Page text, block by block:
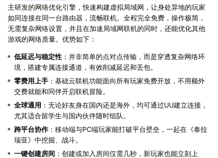
主研发的网络优化引擎，快速构建虚拟局域网，让身处异地的玩家
如同连接在同一台路由器，流畅联机。全程完全免费，操作极简，
无需复杂网络设置，并且在加速局域网联机的同时，还能优化其他
游戏的网络质量。优势如下：
低延迟与稳定性 ：并非简单的点对点传输，而是穿透复杂网络环
境，搭建专属连接通道，有效削减延迟和丢包。
零费用上手 ：基础云联机功能面向所有玩家免费开放，不用额外
交费就能和同伴开启联机冒险。
全球通用 ：无论好友身在国内还是海外，均可通过UU建立连接，
尤其适合留学生与国内伙伴随时组队。
跨平台协作：移动端与PC端玩家能打破平台壁垒，一起在《泰拉
瑞亚》中挖掘、战斗。
一键创建房间 ：创建或加入房间仅需几秒，新玩家也能立刻上